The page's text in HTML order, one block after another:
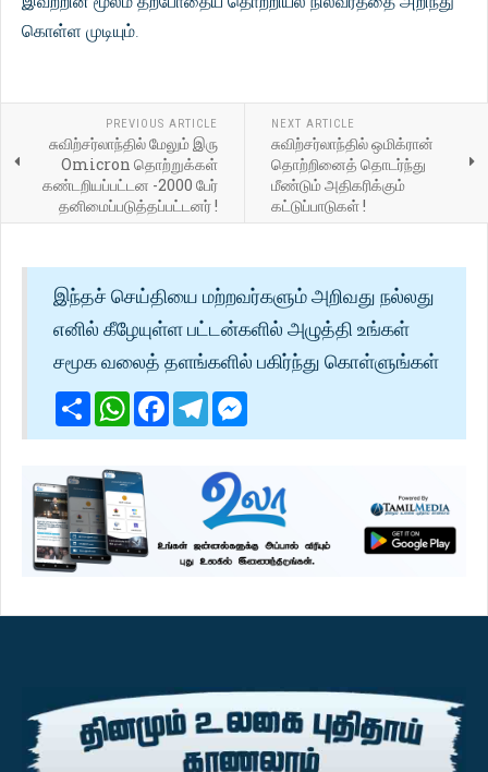
கொள்ள முடியும்.
PREVIOUS ARTICLE
சுவிற்சர்லாந்தில் மேலும் இரு
Omicron தொற்றுக்கள்
கண்டறியப்பட்டன -2000 பேர்
தனிமைப்படுத்தப்பட்டனர் !
NEXT ARTICLE
சுவிற்சர்லாந்தில் ஒமிக்ரான்
தொற்றினைத் தொடர்ந்து
மீண்டும் அதிகரிக்கும்
கட்டுப்பாடுகள் !
இந்தச் செய்தியை மற்றவர்களும் அறிவது நல்லது
எனில் கீழேயுள்ள பட்டன்களில் அழுத்தி உங்கள்
சமூக வலைத் தளங்களில் பகிர்ந்து கொள்ளுங்கள்
ShareWhatsApp
Facebook
Telegram